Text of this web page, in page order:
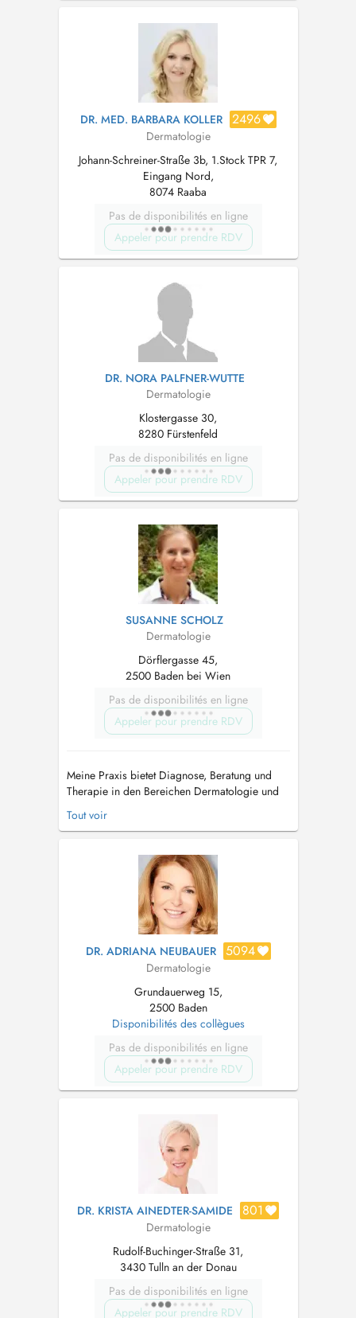
Turnusarztausbildung - Ärztin für
Allgemeinmedizin - Facharztausbi...
DR. MED. BARBARA KOLLER 2496
Dermatologie
Johann-Schreiner-Straße 3b, 1.Stock TPR 7,
Eingang Nord,
8074 Raaba
Pas de disponibilités en ligne
Appeler pour prendre RDV
DR. NORA PALFNER-WUTTE
Dermatologie
Klostergasse 30,
8280 Fürstenfeld
Pas de disponibilités en ligne
Appeler pour prendre RDV
SUSANNE SCHOLZ
Dermatologie
Dörflergasse 45,
2500 Baden bei Wien
Pas de disponibilités en ligne
Appeler pour prendre RDV
Meine Praxis bietet Diagnose, Beratung und
Therapie in den Bereichen Dermatologie und
Venenerkrankungen. Fachärztin für
Venenerkrankungen Als Spezialistin mit
Dermatologie und Venenerkrankungen biete ich
Ihnen mit Hilfe fortschrittlichster Technologie ...
Tout voir
DR. ADRIANA NEUBAUER 5094
Dermatologie
Grundauerweg 15,
2500 Baden
Disponibilités des collègues
Pas de disponibilités en ligne
Appeler pour prendre RDV
DR. KRISTA AINEDTER-SAMIDE 801
Dermatologie
Rudolf-Buchinger-Straße 31,
3430 Tulln an der Donau
Pas de disponibilités en ligne
Appeler pour prendre RDV